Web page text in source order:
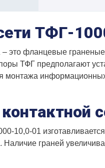
ТФГ-
это фланцевые
ТФГ предполагают
10,0-01
граней